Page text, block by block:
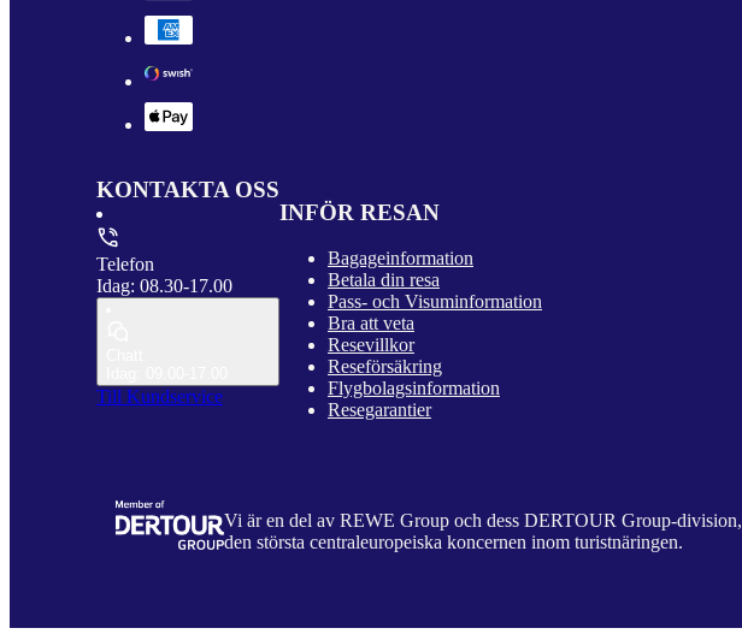
KONTAKTA OSS
Telefon
Idag: 08.30-17.00
Till Kundservice
INFÖR RESAN
Bagageinformation
Betala din resa
Pass- och Visuminformation
Bra att veta
Resevillkor
Reseförsäkring
Flygbolagsinformation
Resegarantier
Vi är en del av REWE Group och dess DERTOUR Group-division,
den största centraleuropeiska koncernen inom turistnäringen.